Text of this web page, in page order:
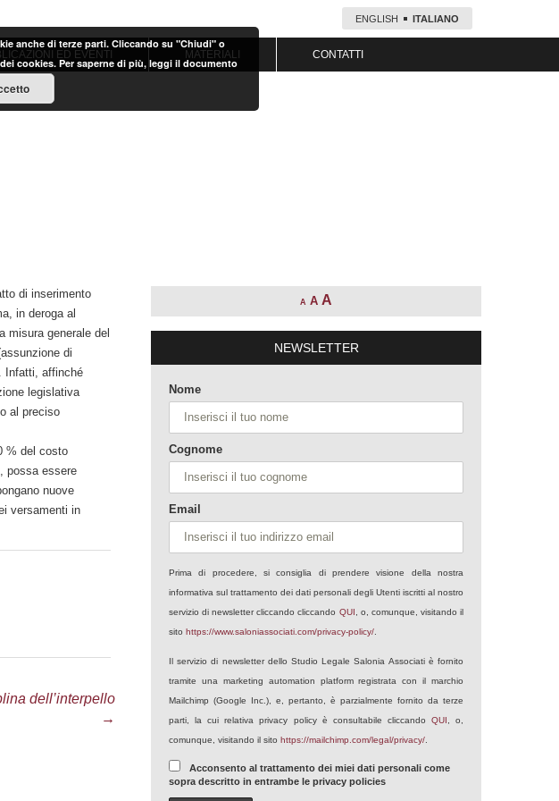
ENGLISH ITALIANO
ED EVENTI MATERIALI CONTATTI
di inserimento
in deroga al
misura generale del
di
Infatti, affinché
legislativa
al preciso
% del costo
possa essere
nuove
versamenti in
dell’interpello
→
A A A
NEWSLETTER
Nome
Cognome
Email
Prima di procedere, si consiglia di prendere visione della nostra
informativa sul trattamento dei dati personali degli Utenti iscritti al nostro
servizio di newsletter cliccando cliccando QUI , o, comunque, visitando il
sito https://www.saloniassociati.com/privacy-policy/
Il servizio di newsletter dello Studio Legale Salonia Associati è fornito
tramite una marketing automation platform registrata con il marchio
Mailchimp (Google Inc.), e, pertanto, è parzialmente fornito da terze
parti, la cui relativa privacy policy è consultabile cliccando QUI , o,
comunque, visitando il sito https://mailchimp.com/legal/privacy/
Acconsento al trattamento dei miei dati personali come
sopra descritto in entrambe le privacy policies
anche di terze parti. Cliccando su "Chiudi" o
cookies. Per saperne di più, leggi il documento